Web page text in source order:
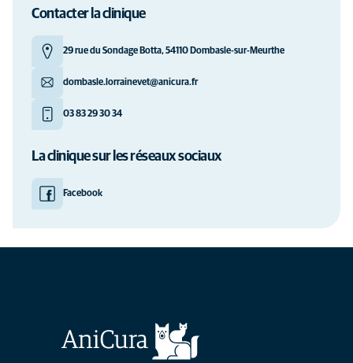
Contacter la clinique
29 rue du Sondage Botta, 54110 Dombasle-sur-Meurthe
dombasle.lorrainevet@anicura.fr
03 83 29 30 34
La clinique sur les réseaux sociaux
Facebook